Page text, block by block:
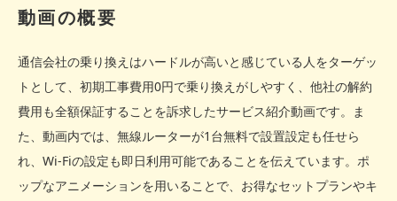
動画の概要
通信会社の乗り換えはハードルが高いと感じている人をターゲッ
トとして、初期工事費用0円で乗り換えがしやすく、他社の解約
費用も全額保証することを訴求したサービス紹介動画です。ま
た、動画内では、無線ルーターが1台無料で設置設定も任せら
れ、Wi-Fiの設定も即日利用可能であることを伝えています。ポ
ップなアニメーションを用いることで、お得なセットプランやキ